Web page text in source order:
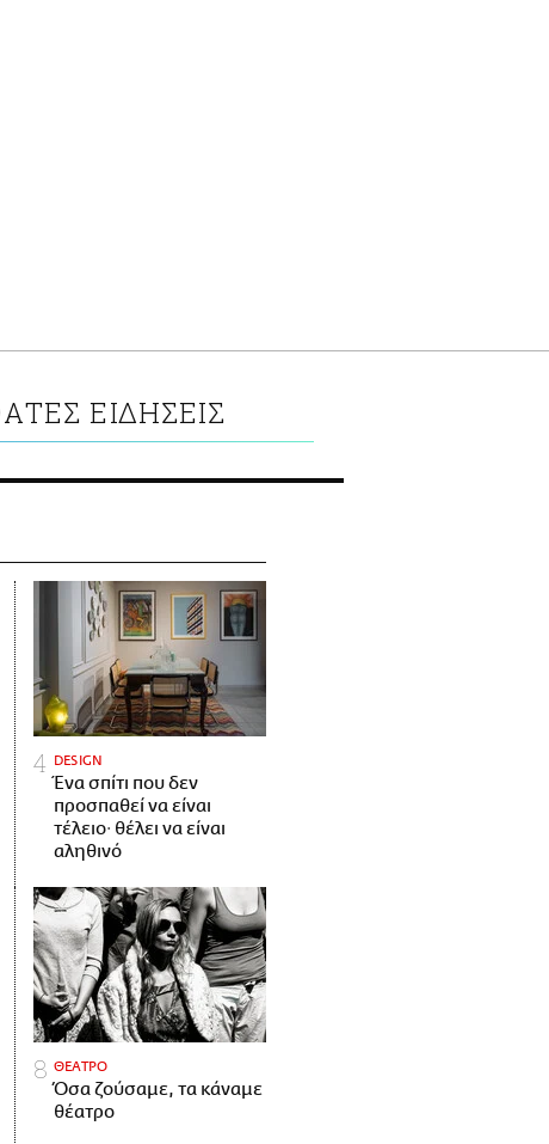
ΕΙΔΗΣΕΙΣ
DESIGN
Ένα σπίτι που δεν
προσπαθεί να είναι
τέλειο· θέλει να είναι
αληθινό
ΘΕΑΤΡΟ
Όσα ζούσαμε, τα κάναμε
θέατρο